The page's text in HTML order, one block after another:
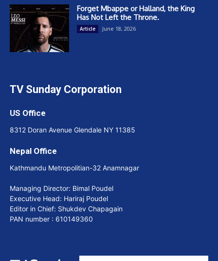
Forget Mbappe or Halland, the King
Has Not Left the Throne.
Article June 18, 2026
TV Sunday Corporation
US Office
8312 Doran Avenue Glendale NY 11385
Nepal Office
Kathmandu Metropolitian-32 Anamnagar
Managing Director: Bimal Poudel
Executive Head: Hariraj Poudel
Editor in Chief: Shukdev Chapagain
PAN number : 610149360